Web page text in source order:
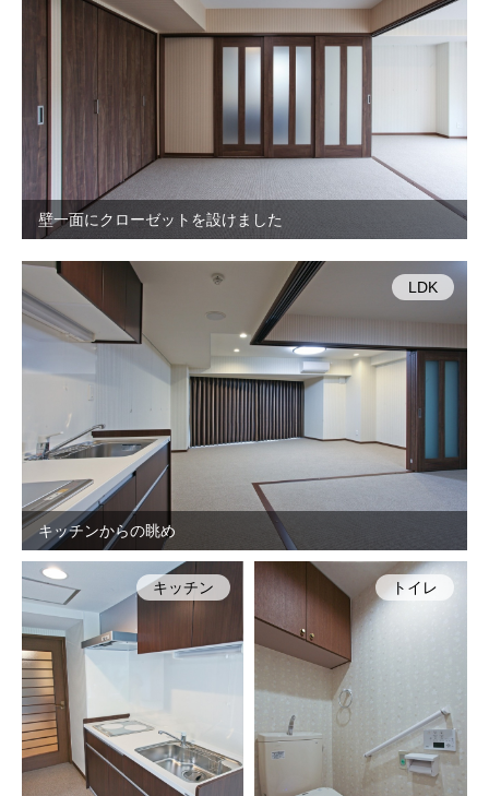
壁一面にクローゼットを設けました
キッチンからの眺め
LDK
キッチン トイレ